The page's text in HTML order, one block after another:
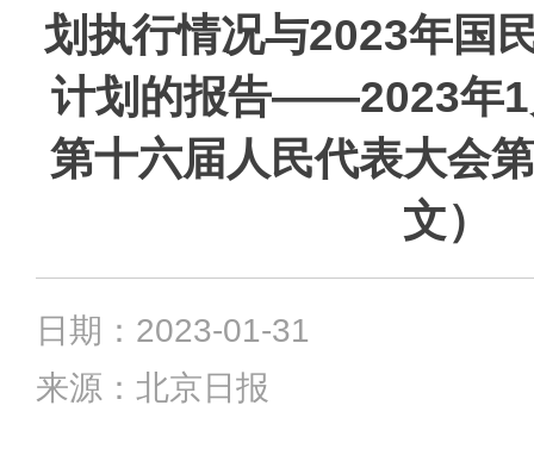
划执行情况与2023年国
计划的报告——2023年1
第十六届人民代表大会
文）
日期：2023-01-31
来源：北京日报